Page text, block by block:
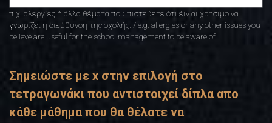
π.χ. αλεργίες ή άλλα θέματα που πιστεύετε ότι έιν αι χρήσιμο να
γνωρίζει η διεύθυνση της σχολής. / e.g. allergies or any other issues you
believe are useful for the school management to be aware of.
Σημειώστε με x στην επιλογή στο
τετραγωνάκι που αντιστοιχεί δίπλα απο
κάθε μάθημα που θα θέλατε να